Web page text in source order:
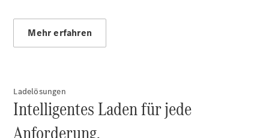
Benz
Online
Store
Mehr erfahren
Ladelösungen
Intelligentes Laden für jede